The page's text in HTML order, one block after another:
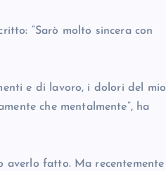
“Sarò molto sincera con
e di lavoro, i dolori del mio
che mentalmente”, ha
averlo fatto. Ma recentemente